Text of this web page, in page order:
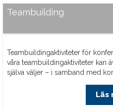
Teambuilding
Teambuildingaktiviteter för
våra teambuildingaktiviteter kan
själva väljer – i samband med
Läs